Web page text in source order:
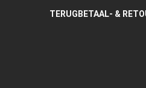
TERUGBETAAL- &